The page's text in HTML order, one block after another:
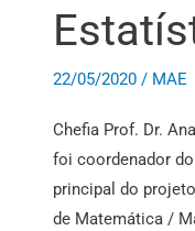
22/05/2020/ MAE
Chefia Prof. Dr.
foi coordenador
principal do
de Matemática /
Departamento
de
Estatística